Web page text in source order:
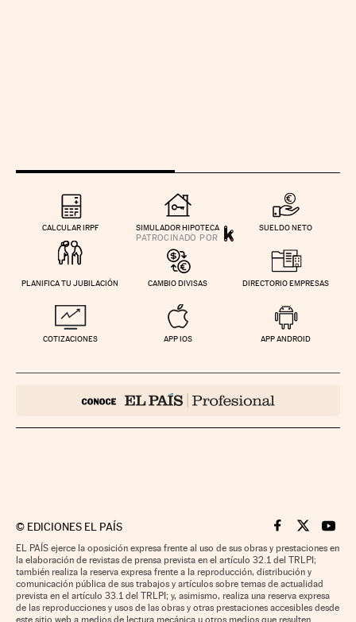
CALCULAR IRPF SIMULADOR HIPOTECA SUELDO NETO
PLANIFICA TU JUBILACIÓN CAMBIO DIVISAS DIRECTORIO EMPRESAS
COTIZACIONES APP IOS APP ANDROID
© EDICIONES EL PAÍS Cinco Días en
Cinco Días
Cinco
EL PAÍS ejerce la oposición expresa frente al uso de sus obras y prestaciones en
la elaboración de revistas de prensa prevista en el artículo 32.1 del TRLPI;
también realiza la reserva expresa frente a la reproducción, distribución y
comunicación pública de sus trabajos y artículos sobre temas de actualidad
prevista en el artículo 33.1 del TRLPI; y, asimismo, realiza una reserva expresa
de las reproducciones y usos de las obras y otras prestaciones accesibles desde
este sitio web a medios de lectura mecánica u otros medios que resulten